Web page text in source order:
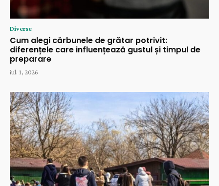
Diverse
Cum alegi cărbunele de grătar potrivit:
diferențele care influențează gustul și timpul de
preparare
iul. 1, 2026